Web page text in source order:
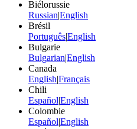
Biélorussie
RussianEnglish
Brésil
PortuguêsEnglish
Bulgarie
BulgarianEnglish
Canada
EnglishFrançais
Chili
EspañolEnglish
Colombie
EspañolEnglish